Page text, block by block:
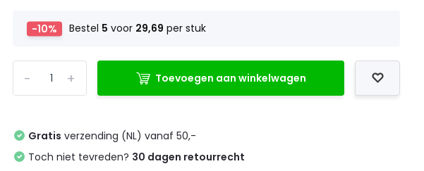
-10% Bestel 5 voor 29,69 per stuk
+
- Toevoegen aan winkelwagen
Gratis verzending (NL) vanaf 50,-
Toch niet tevreden? 30 dagen retourrecht